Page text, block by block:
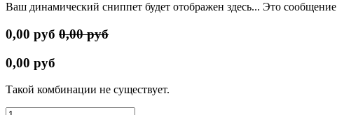
Ваш динамический сниппет будет отображен здесь... Это
0,00 руб 0,00руб
0,00 руб
Такой комбинации не существует.